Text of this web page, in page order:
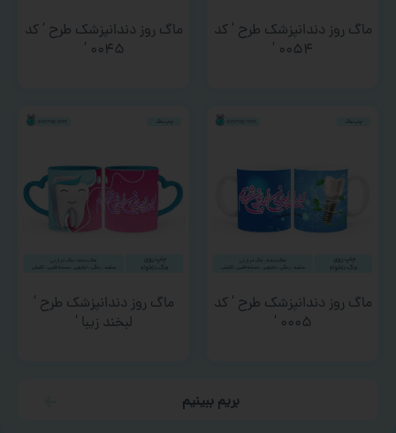
ماگ روز دندانپزشک طرح ‘ کد
۰۰۵۴ ‘
ماگ روز دندانپزشک طرح ‘ کد
۰۰۴۵ ‘
ماگ روز دندانپزشک طرح ‘ کد
۰۰۰۵ ‘
ماگ روز دندانپزشک طرح ‘
لبخند زیبا ‘
بریم ببینیم